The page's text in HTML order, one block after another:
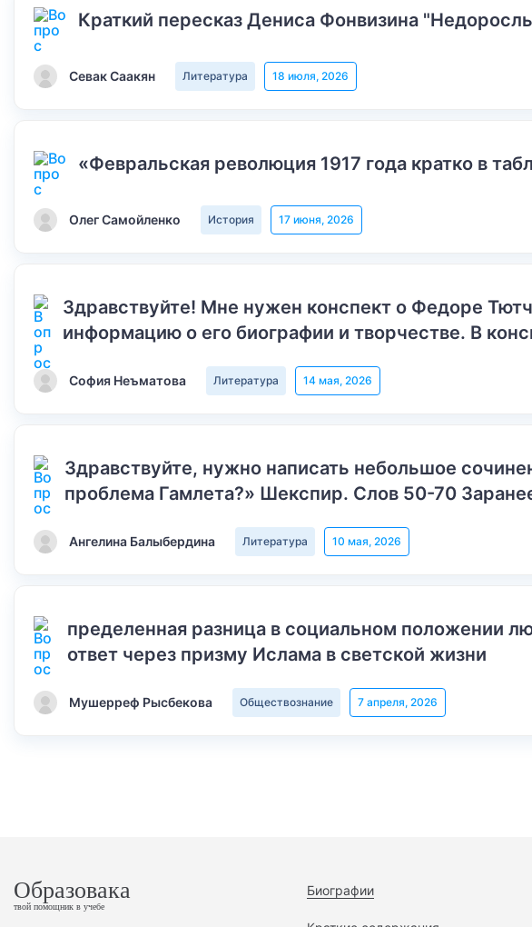
Краткий пересказ Дениса Фонвизина
Севак Саакян Литература 18 июля, 2026
«Февральская революция 1917 года кратко в
Олег Самойленко История 17 июня, 2026
Здравствуйте! Мне нужен конспект о Федоре
информацию о его биографии и творчестве. В
София Неъматова Литература 14 мая, 2026
Здравствуйте, нужно написать небольшое
проблема Гамлета?» Шекспир. Слов 50-70
Ангелина Балыбердина Литература 10 мая, 2026
пределенная разница в социальном положении
ответ через призму Ислама в светской жизни
Мушерреф Рысбекова Обществознание 7 апреля, 2026
Образовака
твой помощник в учебе
Биографии